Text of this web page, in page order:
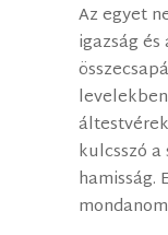
Az egyet
igazság
kulcsszó
hamisság.